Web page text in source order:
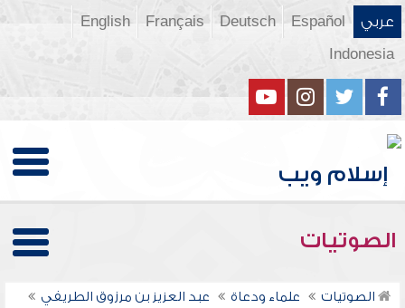
عربي Español
Deutsch
Français
English
Indonesia
الصوتيات
الصوتيات علماء ودعاة
عبد العزيز بن مرزوق الطريفي